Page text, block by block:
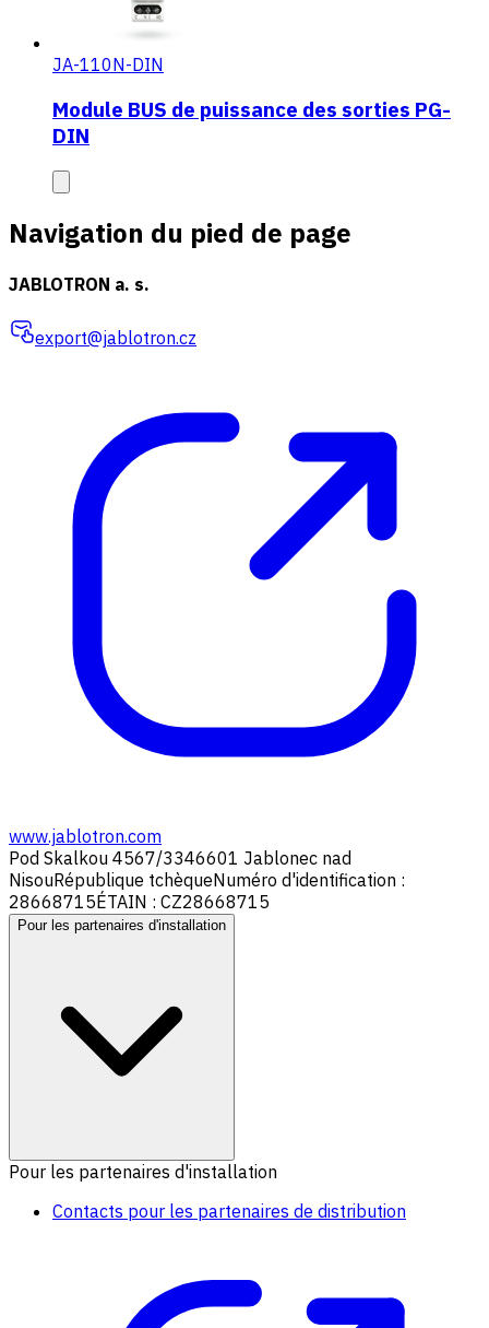
JA-110N-DIN
Module BUS de puissance des sorties PG-
DIN
Navigation du pied de page
JABLOTRON a. s.
export@jablotron.cz
www.jablotron.com
Pod Skalkou 4567/3346601 Jablonec nad
NisouRépublique tchèqueNuméro d'identification :
28668715ÉTAIN : CZ28668715
Pour les partenaires d'installation
Pour les partenaires d'installation
Contacts pour les partenaires de distribution